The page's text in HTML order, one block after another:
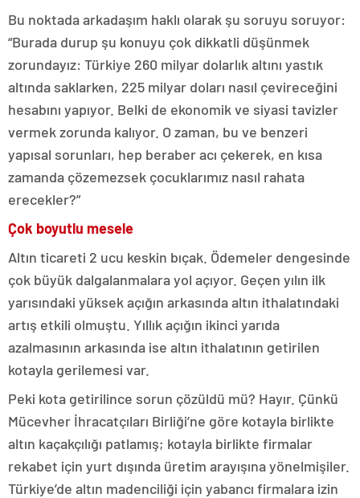
Bu noktada arkadaşım haklı olarak şu soruyu soruyor:
“Burada durup şu konuyu çok dikkatli düşünmek
zorundayız: Türkiye 260 milyar dolarlık altını yastık
altında saklarken, 225 milyar doları nasıl çevireceğini
hesabını yapıyor. Belki de ekonomik ve siyasi tavizler
vermek zorunda kalıyor. O zaman, bu ve benzeri
yapısal sorunları, hep beraber acı çekerek, en kısa
zamanda çözemezsek çocuklarımız nasıl rahata
erecekler?”
Çok boyutlu mesele
Altın ticareti 2 ucu keskin bıçak. Ödemeler dengesinde
çok büyük dalgalanmalara yol açıyor. Geçen yılın ilk
yarısındaki yüksek açığın arkasında altın ithalatındaki
artış etkili olmuştu. Yıllık açığın ikinci yarıda
azalmasının arkasında ise altın ithalatının getirilen
kotayla gerilemesi var.
Peki kota getirilince sorun çözüldü mü? Hayır. Çünkü
Mücevher İhracatçıları Birliği’ne göre kotayla birlikte
altın kaçakçılığı patlamış; kotayla birlikte firmalar
rekabet için yurt dışında üretim arayışına yönelmişiler.
Türkiye’de altın madenciliği için yabancı firmalara izin